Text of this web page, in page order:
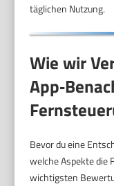
täglichen Nutzung.
Wie wir
Bevor du eine
welche Aspekte die
wichtigsten